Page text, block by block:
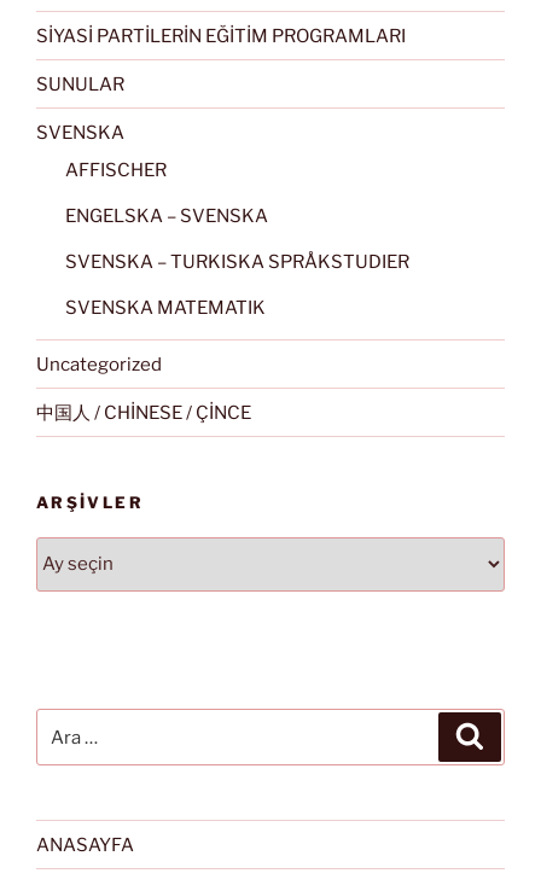
SİYASİ PARTİLERİN EĞİTİM PROGRAMLARI
SUNULAR
SVENSKA
AFFISCHER
ENGELSKA – SVENSKA
SVENSKA – TURKISKA SPRÅKSTUDIER
SVENSKA MATEMATIK
Uncategorized
中国人 / CHİNESE / ÇİNCE
ARŞIVLER
Arşivler
ANASAYFA